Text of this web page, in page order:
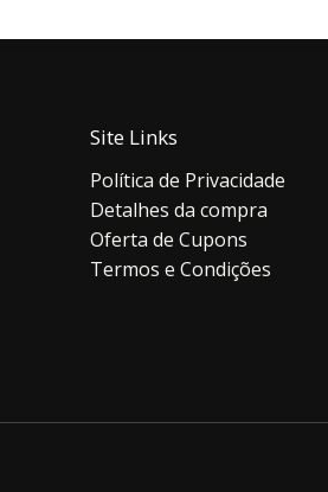
Site Links
Política de Privacidade
Detalhes da compra
Oferta de Cupons
Termos e Condições